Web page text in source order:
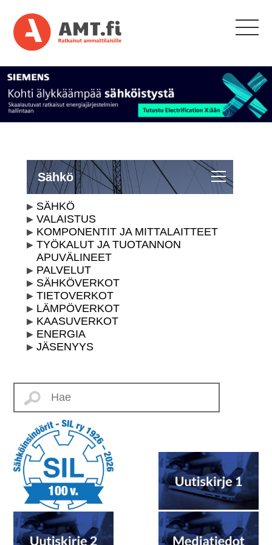
Sähkö
SÄHKÖ
VALAISTUS
KOMPONENTIT JA MITTALAITTEET
TYÖKALUT JA TUOTANNON
APUVÄLINEET
PALVELUT
SÄHKÖVERKOT
TIETOVERKOT
LÄMPÖVERKOT
KAASUVERKOT
ENERGIA
JÄSENYYS